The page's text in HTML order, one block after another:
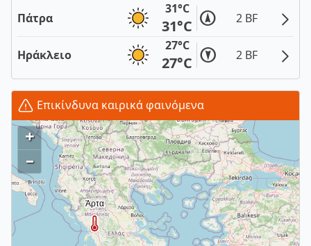
Πάτρα
31°C
31°C 2 BF
Ηράκλειο
27°C
27°C 2 BF
Επικίνδυνα καιρικά φαινόμενα
+
–